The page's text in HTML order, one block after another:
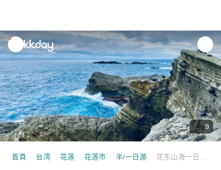
unread
notifications
9
首頁 台湾 花莲 花莲市 半/一日游